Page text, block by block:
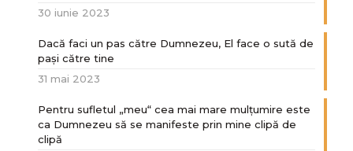
30 iunie 2023
Dacă faci un pas către Dumnezeu, El face o sută de
paşi către tine
31 mai 2023
Pentru sufletul „meu“ cea mai mare mulțumire este
ca Dumnezeu să se manifeste prin mine clipă de
clipă